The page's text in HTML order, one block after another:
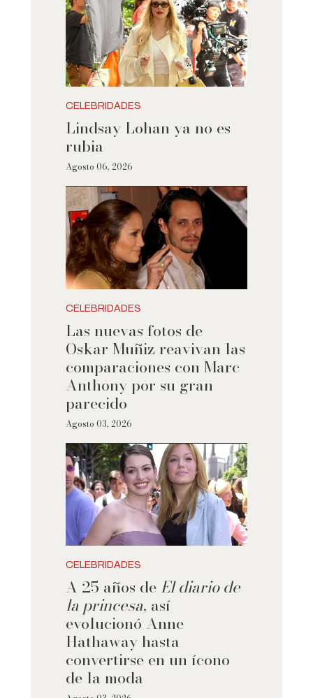
CELEBRIDADES
Lindsay Lohan ya no es
rubia
Agosto 06, 2026
CELEBRIDADES
Las nuevas fotos de
Oskar Muñiz reavivan las
comparaciones con Marc
Anthony por su gran
parecido
Agosto 03, 2026
CELEBRIDADES
A 25 años de El diario de
la princesa, así
evolucionó Anne
Hathaway hasta
convertirse en un ícono
de la moda